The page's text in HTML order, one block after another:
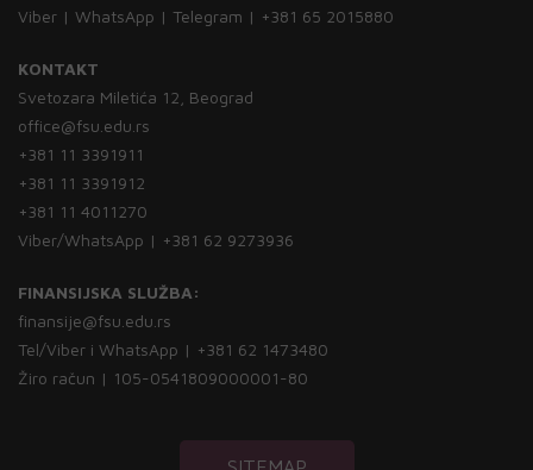
Viber | WhatsApp | Telegram | +381 65 2015880
KONTAKT
Svetozara Miletića 12, Beograd
office@fsu.edu.rs
+381 11 3391911
+381 11 3391912
+381 11 4011270
Viber/WhatsApp | +381 62 9273936
FINANSIJSKA SLUŽBA:
finansije@fsu.edu.rs
Tel/Viber i WhatsApp | +381 62 1473480
Žiro račun | 105-0541809000001-80